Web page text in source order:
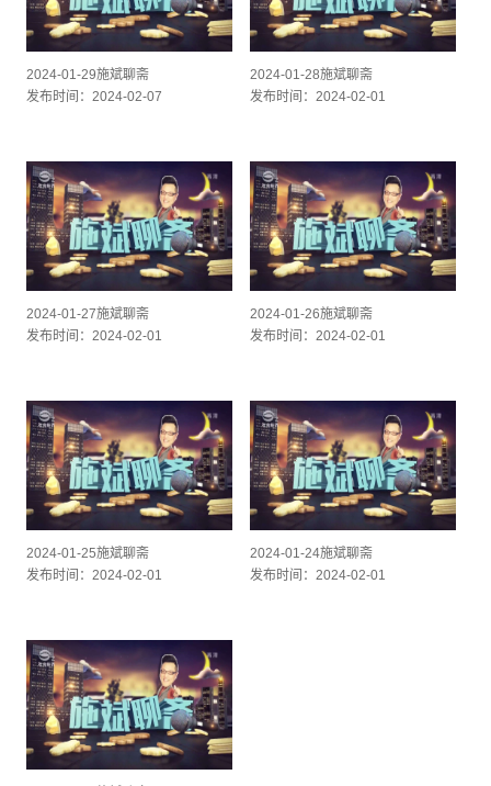
2024-01-29施斌聊斋
发布时间：2024-02-07
2024-01-28施斌聊斋
发布时间：2024-02-01
2024-01-27施斌聊斋
发布时间：2024-02-01
2024-01-26施斌聊斋
发布时间：2024-02-01
2024-01-25施斌聊斋
发布时间：2024-02-01
2024-01-24施斌聊斋
发布时间：2024-02-01